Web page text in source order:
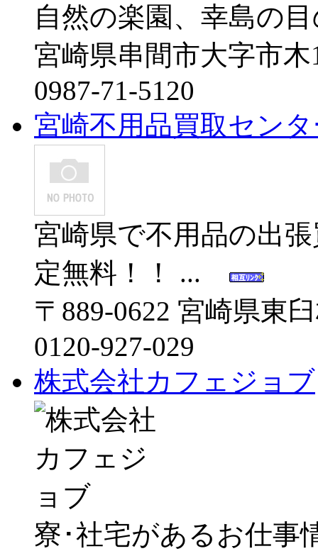
自然の楽園、幸島の
宮崎県串間市大字市木
0987-71-5120
宮崎不用品買取セン
宮崎県で不用品の出
定無料！！ ...
〒889-0622 宮崎県東
0120-927-029
株式会社カフェジョブ
寮･社宅があるお仕事